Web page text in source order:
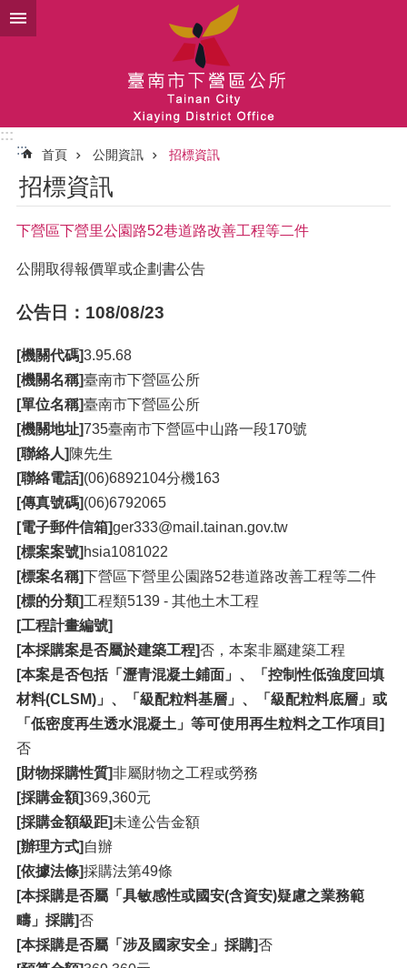
跳到主要內容區塊
:::
:::
首頁 公開資訊 招標資訊
招標資訊
下營區下營里公園路52巷道路改善工程等二件
公開取得報價單或企劃書公告
公告日：108/08/23
[機關代碼]3.95.68
[機關名稱]臺南市下營區公所
[單位名稱]臺南市下營區公所
[機關地址]735臺南市下營區中山路一段170號
[聯絡人] 陳先生
[聯絡電話](06)6892104分機163
[傳真號碼](06)6792065
[電子郵件信箱]ger333@mail.tainan.gov.tw
[標案案號] hsia1081022
[標案名稱]下營區下營里公園路52巷道路改善工程等二件
[標的分類]工程類5139 - 其他土木工程
[工程計畫編號]
[本採購案是否屬於建築工程]否，本案非屬建築工程
[本案是否包括「瀝青混凝土鋪面」、「控制性低強度回填
材料(CLSM)」、「級配粒料基層」、「級配粒料底層」或
「低密度再生透水混凝土」等可使用再生粒料之工作項目]
否
[財物採購性質]非屬財物之工程或勞務
[採購金額]369,360元
[採購金額級距]未達公告金額
[辦理方式] 自辦
[依據法條]採購法第49條
[本採購是否屬「具敏感性或國安(含資安)疑慮之業務範
疇」採購]否
[本採購是否屬「涉及國家安全」採購]否